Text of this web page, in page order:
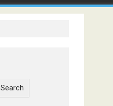
Search